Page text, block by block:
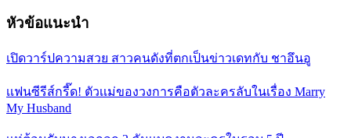
หัวข้อแนะนำ
เปิดวาร์ปความสวย สาวคนดังที่ตกเป็นข่าวเดทกับ ชาอึนอู
เเฟนซีรีส์กรี๊ด! ตัวเเม่ของวงการคือตัวละครลับในเรื่อง Marry
My Husband